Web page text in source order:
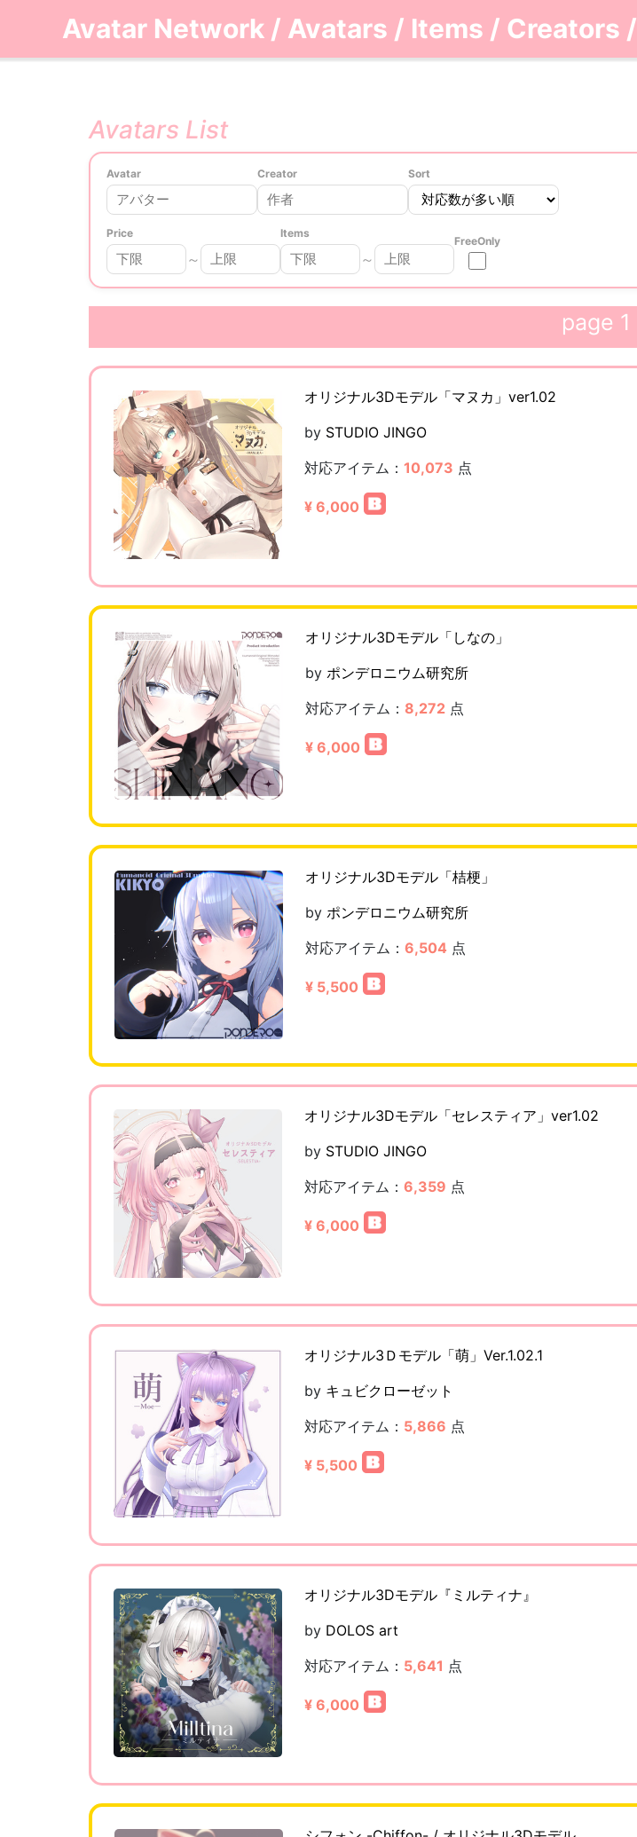
Avatar Network / Avatars / Items / Creators /
Avatars List
Avatar Creator Sort
Price
～
Items
～
FreeOnly
page 1
オリジナル3Dモデル「マヌカ」ver1.02
by STUDIO JINGO
対応アイテム： 10,073 点
¥ 6,000
オリジナル3Dモデル「しなの」
by ポンデロニウム研究所
対応アイテム： 8,272 点
¥ 6,000
オリジナル3Dモデル「桔梗」
by ポンデロニウム研究所
対応アイテム： 6,504 点
¥ 5,500
オリジナル3Dモデル「セレスティア」ver1.02
by STUDIO JINGO
対応アイテム： 6,359 点
¥ 6,000
オリジナル3Ｄモデル「萌」Ver.1.02.1
by キュビクローゼット
対応アイテム： 5,866 点
¥ 5,500
オリジナル3Dモデル『ミルティナ』
by DOLOS art
対応アイテム： 5,641 点
¥ 6,000